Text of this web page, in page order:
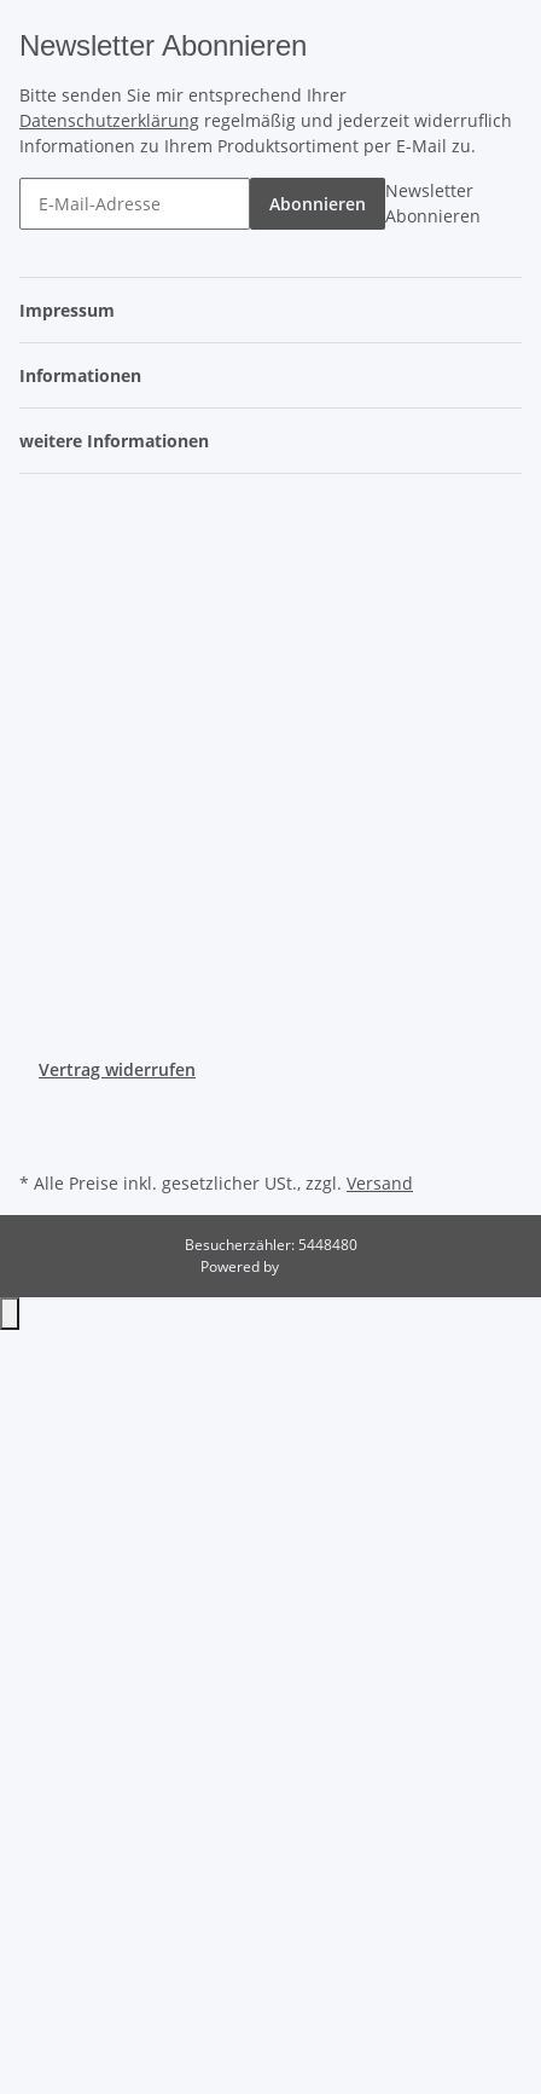
Newsletter Abonnieren
Bitte senden Sie mir entsprechend Ihrer
Datenschutzerklärung regelmäßig und jederzeit widerruflich
Informationen zu Ihrem Produktsortiment per E-Mail zu.
Abonnieren
Newsletter
Abonnieren
Impressum
Informationen
weitere Informationen
Vertrag widerrufen
* Alle Preise inkl. gesetzlicher USt., zzgl. Versand
Besucherzähler: 5448480
Powered by